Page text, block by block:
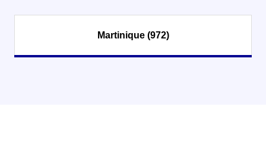
Martinique (972)